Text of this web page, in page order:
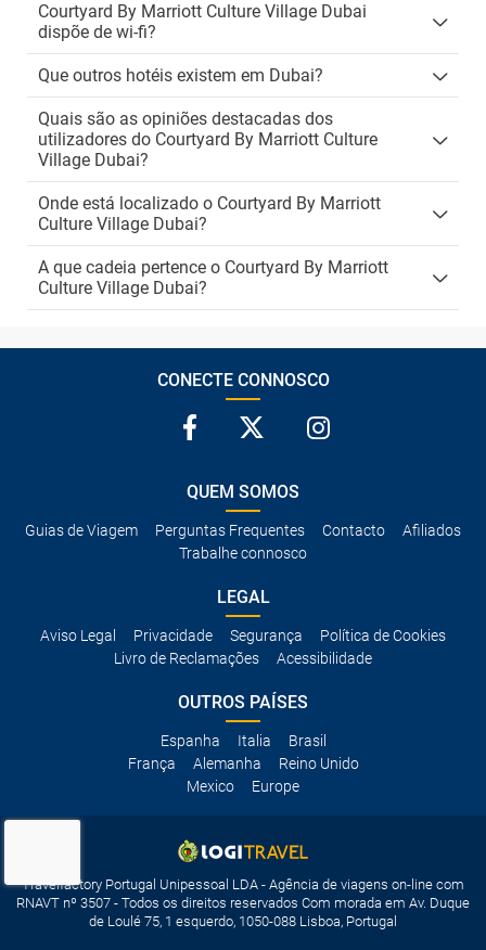
Courtyard By Marriott Culture Village Dubai
dispõe de wi-fi?
Que outros hotéis existem em Dubai?
Quais são as opiniões destacadas dos
utilizadores do Courtyard By Marriott Culture
Village Dubai?
Onde está localizado o Courtyard By Marriott
Culture Village Dubai?
A que cadeia pertence o Courtyard By Marriott
Culture Village Dubai?
CONECTE CONNOSCO
QUEM SOMOS
Guias de Viagem Perguntas Frequentes Contacto
Afiliados
Trabalhe connosco
LEGAL
Aviso Legal Privacidade Segurança
Política de Cookies
Livro de Reclamações
Acessibilidade
OUTROS PAÍSES
Espanha Italia
Brasil
França
Alemanha
Reino Unido
Mexico
Europe
Travelfactory Portugal Unipessoal LDA - Agência de viagens on-line com
RNAVT nº 3507 - Todos os direitos reservados Com morada em Av. Duque
de Loulé 75, 1 esquerdo, 1050-088 Lisboa, Portugal